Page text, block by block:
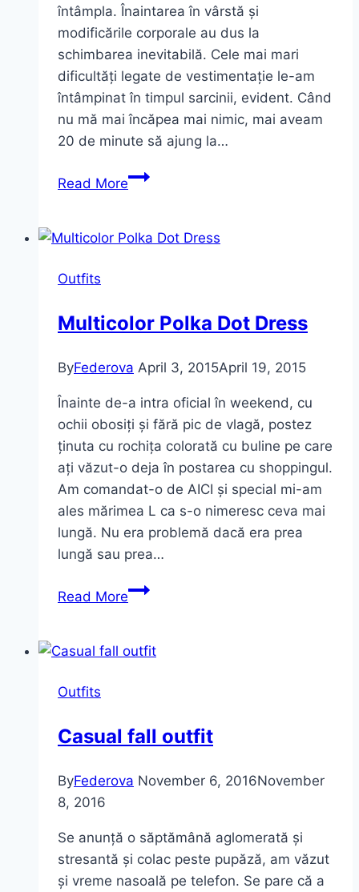
întâmpla. Înaintarea în vârstă și
modificările corporale au dus la
schimbarea inevitabilă. Cele mai mari
dificultăți legate de vestimentație le-am
întâmpinat în timpul sarcinii, evident. Când
nu mă mai încăpea mai nimic, mai aveam
20 de minute să ajung la…
Read MoreCum
stilul
Outfits
Multicolor Polka Dot Dress
ByFederova April 3, 2015April 19, 2015
Înainte de-a intra oficial în weekend, cu
ochii obosiți și fără pic de vlagă, postez
ținuta cu rochița colorată cu buline pe care
ați văzut-o deja în postarea cu shoppingul.
Am comandat-o de AICI și special mi-am
ales mărimea L ca s-o nimeresc ceva mai
lungă. Nu era problemă dacă era prea
lungă sau prea…
Read MoreMulticolor
Dress
Outfits
Casual fall outfit
ByFederova November 6, 2016November
8, 2016
Se anunță o săptămână aglomerată și
stresantă și colac peste pupăză, am văzut
și vreme nasoală pe telefon. Se pare că a